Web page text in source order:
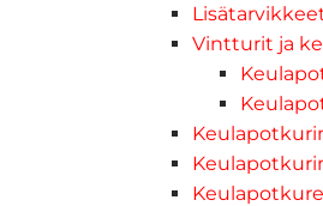
Vintturit ja